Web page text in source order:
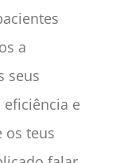
a
seus
eficiência e
os teus